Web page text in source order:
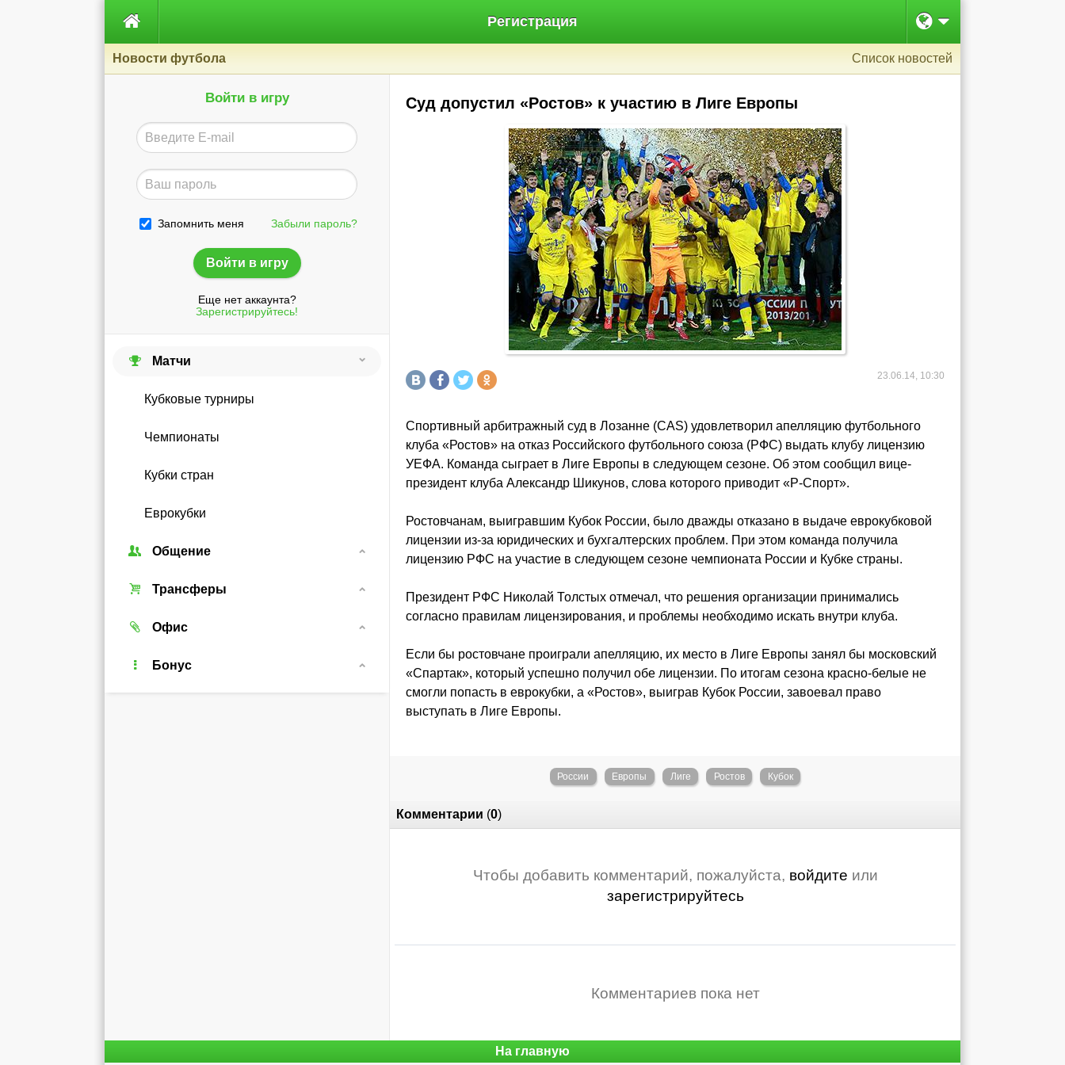
 Регистрация
Новости футбола Список новостей
Войти в игру
Запомнить меня Забыли пароль?
Еще нет аккаунта?
Зарегистрируйтесь!
Матчи
Кубковые турниры
Чемпионаты
Кубки стран
Еврокубки
Общение
Союзы
Форум
Чат
Трансферы
Трансферный рынок
Реальные игроки
Офис
Легенды
Бонус
Суд допустил «Ростов» к участию в Лиге Европы
23.06.14, 10:30
Спортивный арбитражный суд в Лозанне (CAS) удовлетворил апелляцию футбольного
клуба «Ростов» на отказ Российского футбольного союза (РФС) выдать клубу лицензию
УЕФА. Команда сыграет в Лиге Европы в следующем сезоне. Об этом сообщил вице-
президент клуба Александр Шикунов, слова которого приводит «Р-Спорт».
Ростовчанам, выигравшим Кубок России, было дважды отказано в выдаче еврокубковой
лицензии из-за юридических и бухгалтерских проблем. При этом команда получила
лицензию РФС на участие в следующем сезоне чемпионата России и Кубке страны.
Президент РФС Николай Толстых отмечал, что решения организации принимались
согласно правилам лицензирования, и проблемы необходимо искать внутри клуба.
Если бы ростовчане проиграли апелляцию, их место в Лиге Европы занял бы московский
«Спартак», который успешно получил обе лицензии. По итогам сезона красно-белые не
смогли попасть в еврокубки, а «Ростов», выиграв Кубок России, завоевал право
выступать в Лиге Европы.
России Европы Лиге Ростов Кубок
Комментарии (0)
Чтобы добавить комментарий, пожалуйста, войдите или
зарегистрируйтесь
Комментариев пока нет
На главную